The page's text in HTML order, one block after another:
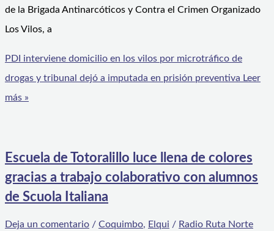
de la Brigada Antinarcóticos y Contra el Crimen Organizado
Los Vilos, a
PDI interviene domicilio en los vilos por microtráfico de
drogas y tribunal dejó a imputada en prisión preventiva Leer
más »
Escuela de Totoralillo luce llena de colores
gracias a trabajo colaborativo con alumnos
de Scuola Italiana
Deja un comentario / Coquimbo, Elqui / Radio Ruta Norte